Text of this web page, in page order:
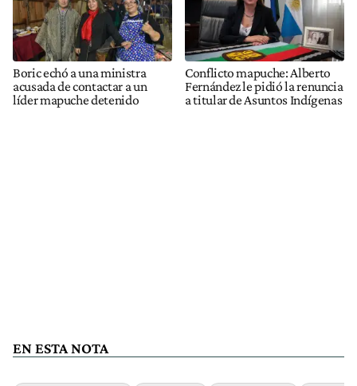
Boric echó a una ministra
acusada de contactar a un
líder mapuche detenido
Conflicto mapuche: Alberto
Fernández le pidió la renuncia
a titular de Asuntos Indígenas
EN ESTA NOTA